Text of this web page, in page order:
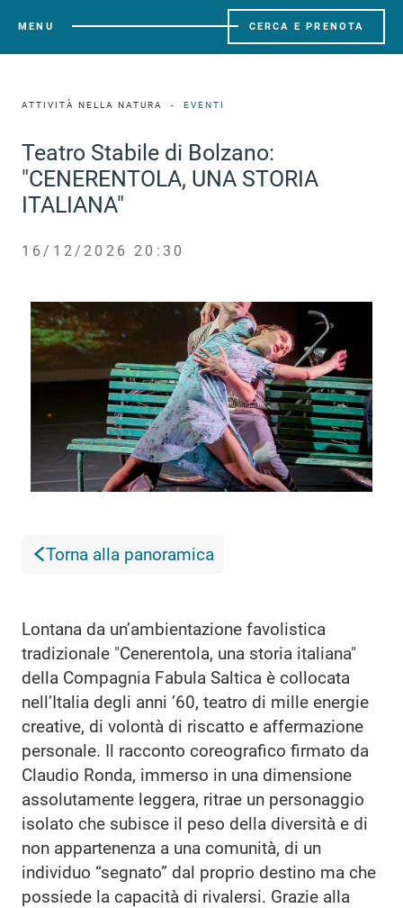
MENU CERCA E PRENOTA
ATTIVITÀ NELLA NATURA EVENTI
Teatro Stabile di Bolzano:
"CENERENTOLA, UNA STORIA
ITALIANA"
16/12/2026 20:30
Torna alla panoramica
Lontana da un’ambientazione favolistica
tradizionale "Cenerentola, una storia italiana"
della Compagnia Fabula Saltica è collocata
nell’Italia degli anni ’60, teatro di mille energie
creative, di volontà di riscatto e affermazione
personale. Il racconto coreografico firmato da
Claudio Ronda, immerso in una dimensione
assolutamente leggera, ritrae un personaggio
isolato che subisce il peso della diversità e di
non appartenenza a una comunità, di un
individuo “segnato” dal proprio destino ma che
possiede la capacità di rivalersi. Grazie alla